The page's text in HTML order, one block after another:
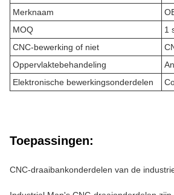
Merknaam
MOQ
1
CNC-bewerking of niet
Oppervlaktebehandeling
Elektronische bewerkingsonderdelen
Toepassingen:
CNC-draaibankonderdelen van de